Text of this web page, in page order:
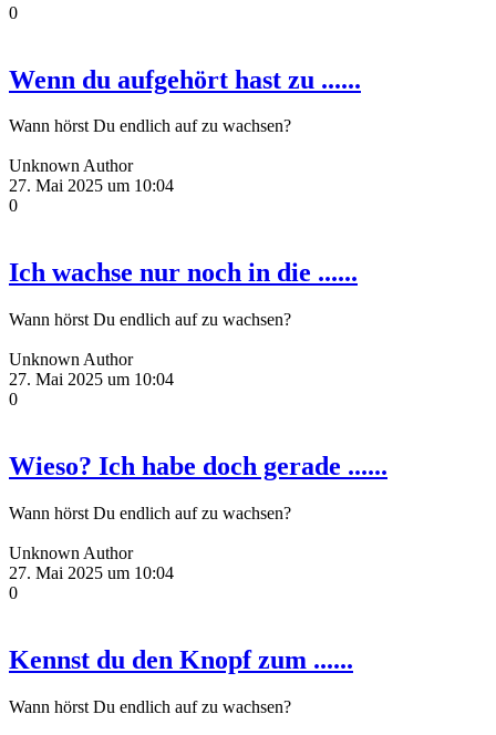
0
Wenn du aufgehört hast zu ......
Wann hörst Du endlich auf zu wachsen?
Unknown Author
27. Mai 2025 um 10:04
0
Ich wachse nur noch in die ......
Wann hörst Du endlich auf zu wachsen?
Unknown Author
27. Mai 2025 um 10:04
0
Wieso? Ich habe doch gerade ......
Wann hörst Du endlich auf zu wachsen?
Unknown Author
27. Mai 2025 um 10:04
0
Kennst du den Knopf zum ......
Wann hörst Du endlich auf zu wachsen?